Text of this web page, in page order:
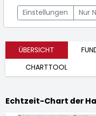
DE0008402215]
Aktienkurse
ÜBERSICHT
CHARTTOOL
Echtzeit-Chart der
Einstellungen Nur